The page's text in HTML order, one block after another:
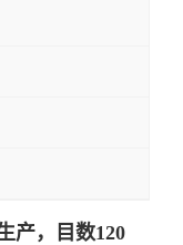
产，目数120